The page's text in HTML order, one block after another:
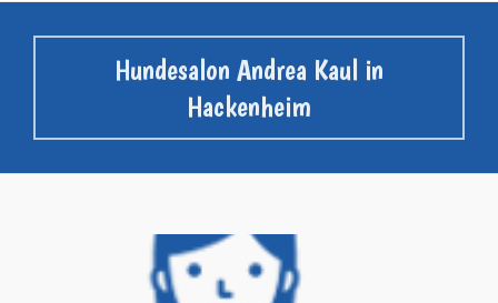
Hundesalon Andrea Kaul in
Hackenheim